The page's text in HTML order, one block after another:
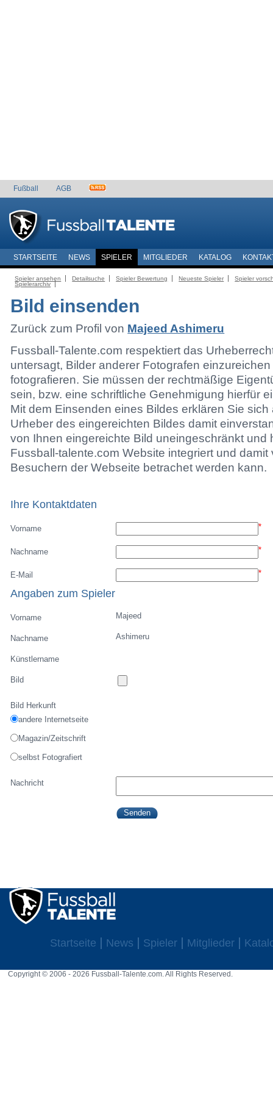
Fußball AGB
STARTSEITE NEWS SPIELER MITGLIEDER KATALOG
Spieler ansehen Detailsuche Spieler Bewertung Neueste Spieler
Spieler
Spielerarchiv
Bild einsenden
Zurück zum Profil von Majeed Ashimeru
Fussball-Talente.com respektiert das
untersagt, Bilder anderer Fotografen
fotografieren. Sie müssen der rechtmäßige
sein, bzw. eine schriftliche Genehmigung hierfür
Mit dem Einsenden eines Bildes erklären Sie
Urheber des eingereichten Bildes damit
von Ihnen eingereichte Bild uneingeschränkt und
Fussball-talente.com Website integriert und damit
Besuchern der Webseite betrachet werden kann.
Ihre Kontaktdaten
Vorname *
Nachname *
E-Mail *
Angaben zum Spieler
Vorname Majeed
Nachname Ashimeru
Künstlername
Bild
Bild Herkunft
andere Internetseite
Magazin/Zeitschrift
selbst Fotografiert
Nachricht
Startseite News Spieler Mitglieder
Copyright © 2006 - 2026 Fussball-Talente.com. All Rights Reserved.